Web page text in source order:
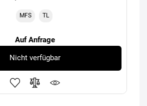
MFS TL
Auf Anfrage
Nicht verfügbar